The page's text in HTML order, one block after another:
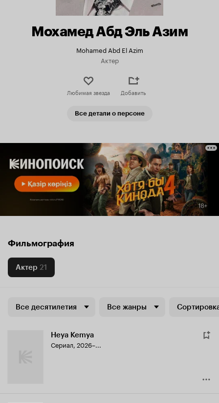
Мохамед Абд Эль Азим
Mohamed Abd El Azim
Актер
Любимая звезда Добавить
Все детали о персоне
Фильмография
Актер 21
Все десятилетия Все жанры
Heya Kemya
Сериал, 2026–...